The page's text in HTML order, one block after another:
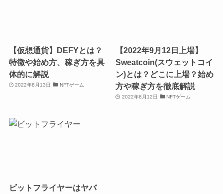
【仮想通貨】DEFYとは？
特徴や始め方、稼ぎ方を具
体的に解説
2022年8月13日 NFTゲーム
【2022年9月12日上場】
Sweatcoin(スウェットコイ
ン)とは？どこに上場？始め
方や稼ぎ方を徹底解説
2022年8月12日 NFTゲーム
ビットフライヤーはヤバ